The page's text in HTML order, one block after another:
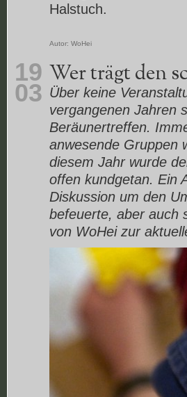
Halstuch.
Autor: WoHei
19
03
Wer trägt den
Über keine
vergangenen Jahren
Beräunertreffen.
anwesende Gruppen
diesem Jahr wurde
offen kundgetan. Ein
Diskussion um den
befeuerte, aber auch
von WoHei zur